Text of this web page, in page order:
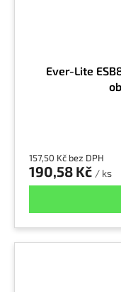
Ever-Lite
157,50 Kč bez DPH
190,58 Kč / ks